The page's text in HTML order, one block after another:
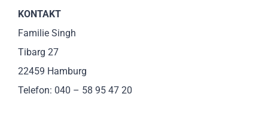
SUCHE
NACH:
KONTAKT
Familie Singh
Tibarg 27
22459 Hamburg
Telefon: 040 – 58 95 47 20